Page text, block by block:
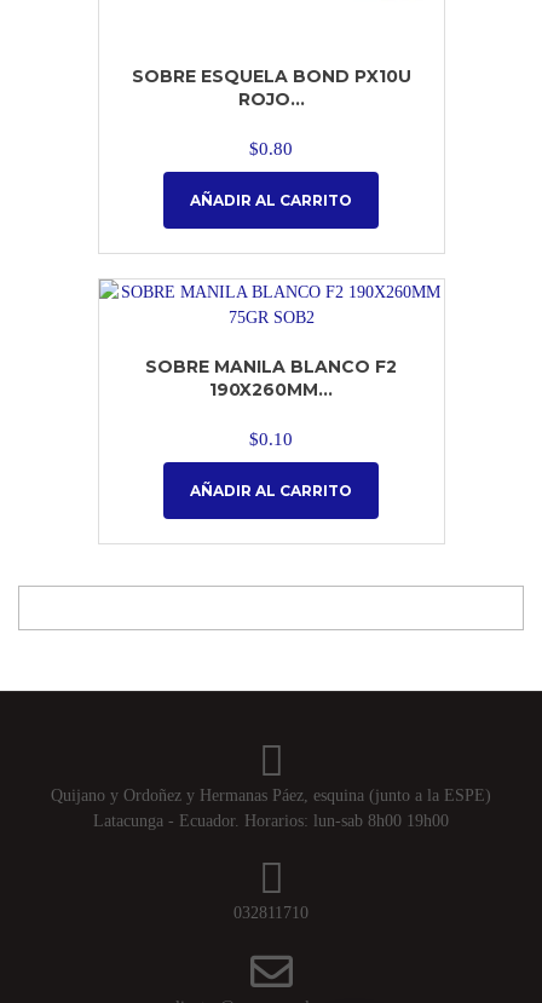
SOBRE ESQUELA BOND PX10U
ROJO...
$0.80
AÑADIR AL CARRITO
SOBRE MANILA BLANCO F2
190X260MM...
$0.10
AÑADIR AL CARRITO
Quijano y Ordoñez y Hermanas Páez, esquina (junto a la ESPE)
Latacunga - Ecuador. Horarios: lun-sab 8h00 19h00
032811710